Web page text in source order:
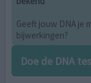
Geeft jouw DNA je
bijwerkingen?
Doe de DNA